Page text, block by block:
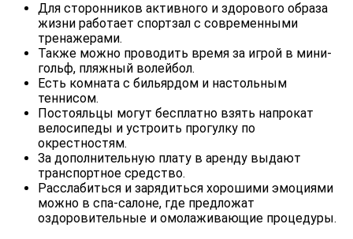
Для сторонников активного и здорового образа
жизни работает спортзал с современными
тренажерами.
Также можно проводить время за игрой в мини-
гольф, пляжный волейбол.
Есть комната с бильярдом и настольным
теннисом.
Постояльцы могут бесплатно взять напрокат
велосипеды и устроить прогулку по
окрестностям.
За дополнительную плату в аренду выдают
транспортное средство.
Расслабиться и зарядиться хорошими эмоциями
можно в спа-салоне, где предложат
оздоровительные и омолаживающие процедуры.